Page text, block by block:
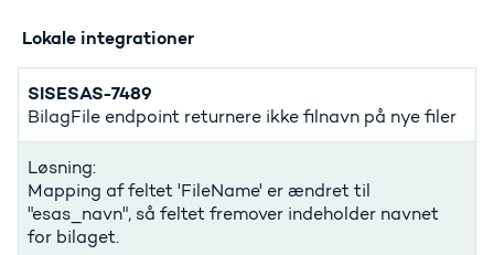
Lokale integrationer
SISESAS-7489
BilagFile endpoint returnere ikke filnavn på nye filer
Løsning:
Mapping af feltet 'FileName' er ændret til
"esas_navn", så feltet fremover indeholder navnet
for bilaget.